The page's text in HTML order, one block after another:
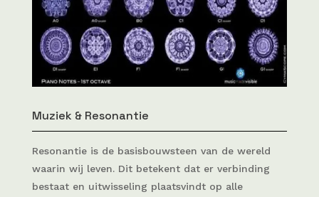
Muziek & Resonantie
Resonantie is de basisbouwsteen van de wereld
waarin wij leven. Dit betekent dat er verbinding
bestaat en uitwisseling plaatsvindt op alle